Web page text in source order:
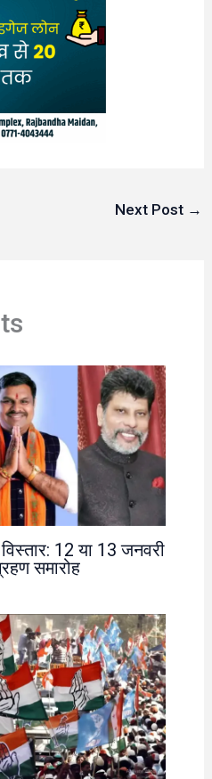
Next Post →
12 या 13 जनवरी
समारोह